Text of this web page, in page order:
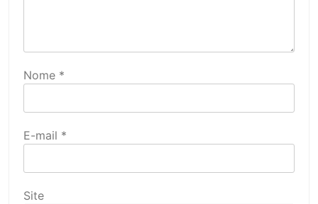
Nome *
E-mail *
Site